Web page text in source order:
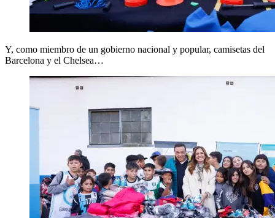
Y, como miembro de un gobierno nacional y popular, camisetas del
Barcelona y el Chelsea…